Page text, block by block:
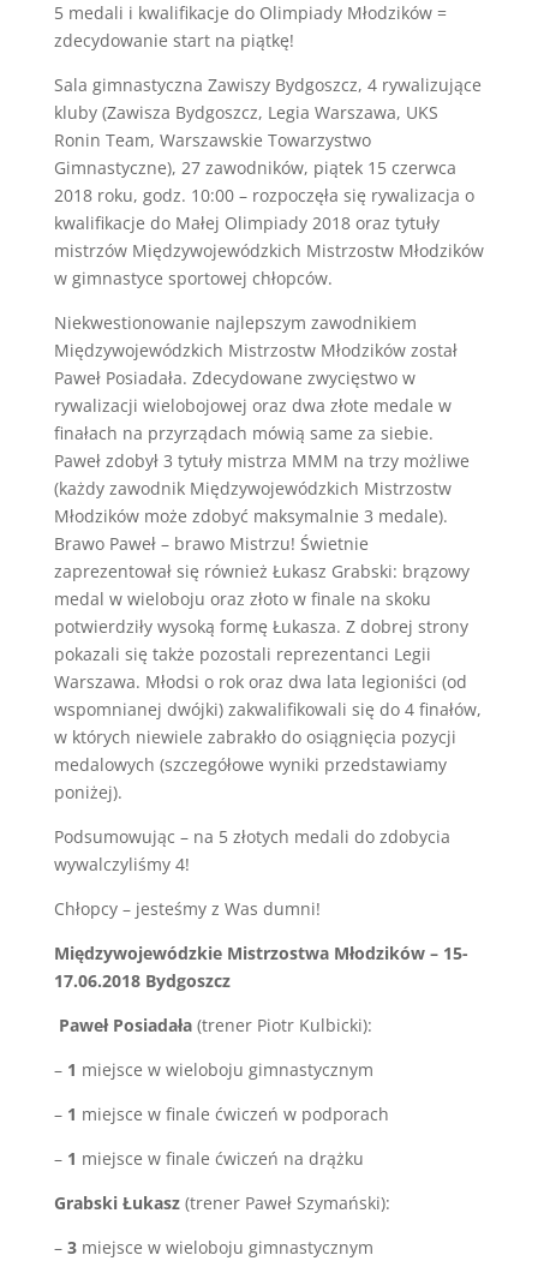
5 medali i kwalifikacje do Olimpiady Młodzików =
zdecydowanie start na piątkę!
Sala gimnastyczna Zawiszy Bydgoszcz, 4 rywalizujące
kluby (Zawisza Bydgoszcz, Legia Warszawa, UKS
Ronin Team, Warszawskie Towarzystwo
Gimnastyczne), 27 zawodników, piątek 15 czerwca
2018 roku, godz. 10:00 – rozpoczęła się rywalizacja o
kwalifikacje do Małej Olimpiady 2018 oraz tytuły
mistrzów Międzywojewódzkich Mistrzostw Młodzików
w gimnastyce sportowej chłopców.
Niekwestionowanie najlepszym zawodnikiem
Międzywojewódzkich Mistrzostw Młodzików został
Paweł Posiadała. Zdecydowane zwycięstwo w
rywalizacji wielobojowej oraz dwa złote medale w
finałach na przyrządach mówią same za siebie.
Paweł zdobył 3 tytuły mistrza MMM na trzy możliwe
(każdy zawodnik Międzywojewódzkich Mistrzostw
Młodzików może zdobyć maksymalnie 3 medale).
Brawo Paweł – brawo Mistrzu! Świetnie
zaprezentował się również Łukasz Grabski: brązowy
medal w wieloboju oraz złoto w finale na skoku
potwierdziły wysoką formę Łukasza. Z dobrej strony
pokazali się także pozostali reprezentanci Legii
Warszawa. Młodsi o rok oraz dwa lata legioniści (od
wspomnianej dwójki) zakwalifikowali się do 4 finałów,
w których niewiele zabrakło do osiągnięcia pozycji
medalowych (szczegółowe wyniki przedstawiamy
poniżej).
Podsumowując – na 5 złotych medali do zdobycia
wywalczyliśmy 4!
Chłopcy – jesteśmy z Was dumni!
Międzywojewódzkie Mistrzostwa Młodzików – 15-
17.06.2018 Bydgoszcz
Paweł Posiadała (trener Piotr Kulbicki):
– 1 miejsce w wieloboju gimnastycznym
– 1 miejsce w finale ćwiczeń w podporach
– 1 miejsce w finale ćwiczeń na drążku
Grabski Łukasz (trener Paweł Szymański):
– 3miejsce w wieloboju gimnastycznym